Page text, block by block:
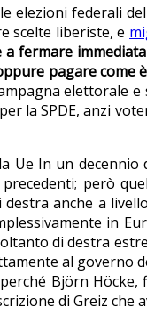
elezioni federali
scelte liberiste, e
fermare
pagare
elettorale
la SPDE, anzi
Ue In un
però
anche a
in
di destra
al governo
Björn
di Greiz